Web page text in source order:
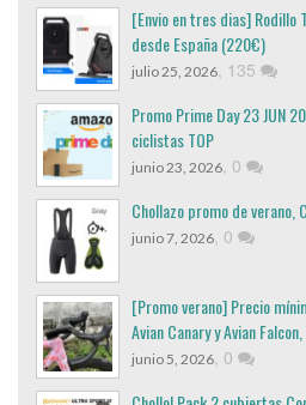
[Envio en tres dias] Rodillo
desde España (220€)
julio 25, 2026, 135
Promo Prime Day 23 JUN
ciclistas TOP
junio 23, 2026, 0
Chollazo promo de verano,
junio 7, 2026, 0
[Promo verano] Precio
Avian Canary y Avian
junio 5, 2026, 0